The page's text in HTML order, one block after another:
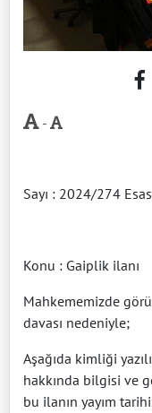
-
Sayı : 2024/274 Esas
Konu : Gaiplik ilanı
Mahkememizde
davası nedeniyle;
Aşağıda kimliği
hakkında bilgisi ve
bu ilanın yayım